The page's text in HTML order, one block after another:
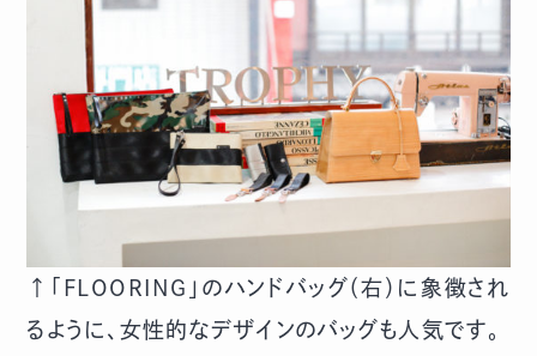
↑「FLOORING」のハンドバッグ（右）に象徴され
るように、女性的なデザインのバッグも人気です。